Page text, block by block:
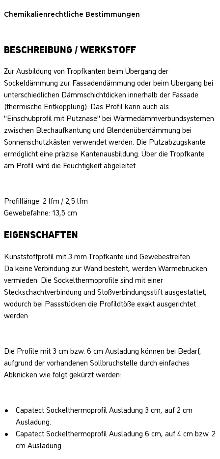
Chemikalienrechtliche Bestimmungen
BESCHREIBUNG / WERKSTOFF
Zur Ausbildung von Tropfkanten beim Übergang der
Sockeldämmung zur Fassadendämmung oder beim Übergang bei
unterschiedlichen Dämmschichtdicken innerhalb der Fassade
(thermische Entkopplung). Das Profil kann auch als
"Einschubprofil mit Putznase" bei Wärmedämmverbundsystemen
zwischen Blechaufkantung und Blendenüberdämmung bei
Sonnenschutzkästen verwendet werden. Die Putzabzugskante
ermöglicht eine präzise Kantenausbildung. Über die Tropfkante
am Profil wird die Feuchtigkeit abgeleitet.
Profillänge: 2 lfm / 2,5 lfm
Gewebefahne: 13,5 cm
EIGENSCHAFTEN
Kunststoffprofil mit 3 mm Tropfkante und Gewebestreifen.
Da keine Verbindung zur Wand besteht, werden Wärmebrücken
vermieden. Die Sockelthermoprofile sind mit einer
Steckschachtverbindung und Stoßverbindungsstift ausgestattet,
wodurch bei Passstücken die Profildtöße exakt ausgerichtet
werden.
Die Profile mit 3 cm bzw. 6 cm Ausladung können bei Bedarf,
aufgrund der vorhandenen Sollbruchstelle durch einfaches
Abknicken wie folgt gekürzt werden:
Capatect Sockelthermoprofil Ausladung 3 cm, auf 2 cm
Ausladung.
Capatect Sockelthermoprofil Ausladung 6 cm, auf 4 cm bzw. 2
cm Ausladung.